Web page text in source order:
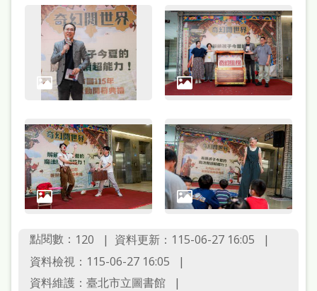
English
本
語
隱
點閱數： 120
資料更新：115-06-27 16:05
資料檢視：115-06-27 16:05
資料維護：臺北市立圖書館